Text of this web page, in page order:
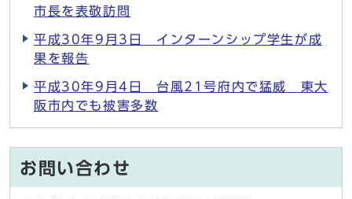
市長を表敬訪問
平成30年9月3日 インターンシップ学生が成
果を報告
平成30年9月4日 台風21号府内で猛威 東大
阪市内でも被害多数
お問い合わせ